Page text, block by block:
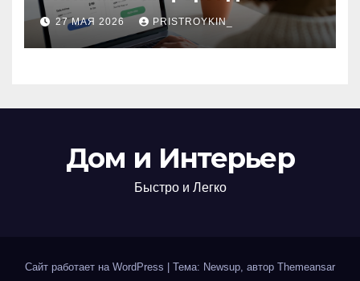
поиска авиабилетов и
железнодорожных
билетов
27 МАЯ 2026 PRISTROYKIN_
Дом и Интерьер
Быстро и Легко
Сайт работает на WordPress Тема: Newsup, автор Themeansar